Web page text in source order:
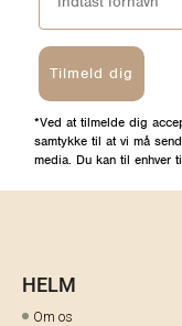
Tilmeld dig
*Ved at tilmelde dig
samtykke til at vi må
media. Du kan til enhver
HELM
Om os